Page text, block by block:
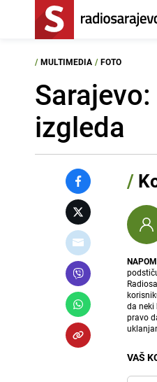
/ MULTIMEDIA / FOTO
izgleda
/
da
pravo
VAŠ